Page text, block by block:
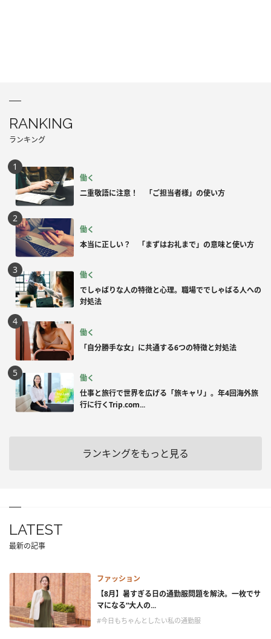
RANKING
ランキング
働く
二重敬語に注意！ 「ご担当者様」の使い方
働く
本当に正しい？ 「まずはお礼まで」の意味と使い方
働く
でしゃばりな人の特徴と心理。職場ででしゃばる人への
対処法
働く
「自分勝手な女」に共通する6つの特徴と対処法
働く
仕事と旅行で世界を広げる「旅キャリ」。年4回海外旅
行に行くTrip.com...
ランキングをもっと見る
LATEST
最新の記事
ファッション
【8月】暑すぎる日の通勤服問題を解決。一枚でサ
マになる“大人の...
#今日もちゃんとしたい私の通勤服